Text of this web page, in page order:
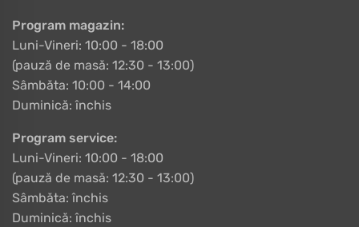
Program magazin:
Luni-Vineri: 10:00 - 18:00
(pauză de masă: 12:30 - 13:00)
Sâmbăta: 10:00 - 14:00
Duminică: închis
Program service:
Luni-Vineri: 10:00 - 18:00
(pauză de masă: 12:30 - 13:00)
Sâmbăta: închis
Duminică: închis